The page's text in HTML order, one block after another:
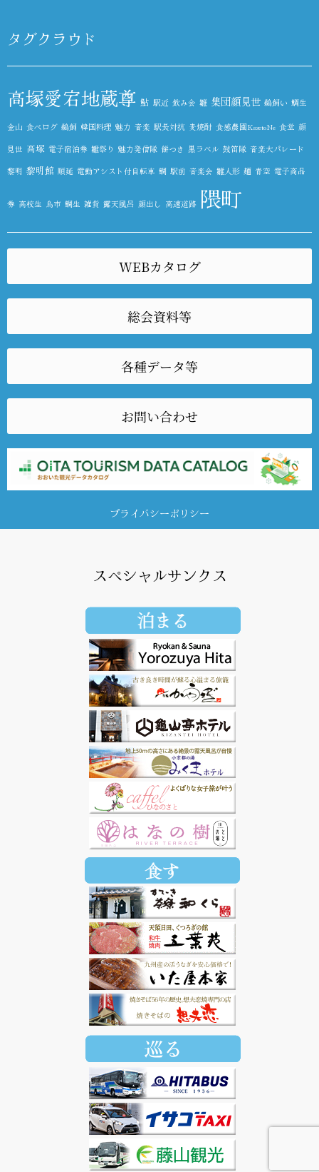
タグクラウド
高塚愛宕地蔵尊 鮎 駅近 飲み会 雛 集団顔見世 鵜飼い 鯛生
金山 食べログ 鵜飼 韓国料理 魅力 音楽 駅長対抗 麦焼酎 食感農園KazetoNe 食堂 顔
見世 高塚 電子宿泊券 雛祭り 魅力発信隊 餅つき 黒ラベル 鼓笛隊 音楽大パレード
黎明 黎明館 順延 電動アシスト付自転車 鯛 駅前 音楽会 雛人形 麺 青空 電子商品
券 高校生 鳥市 鯛生 雑貨 露天風呂 顔出し 高速道路 隈町
WEBカタログ
総会資料等
各種データ等
お問い合わせ
プライバシーポリシー
スペシャルサンクス